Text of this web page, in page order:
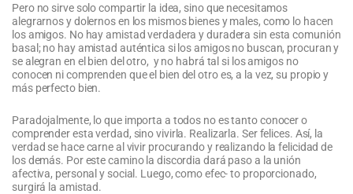
Pero no sirve solo compartir la idea, sino que necesitamos
alegrarnos y dolernos en los mismos bienes y males, como lo hacen
los amigos. No hay amistad verdadera y duradera sin esta comunión
basal; no hay amistad auténtica si los amigos no buscan, procuran y
se alegran en el bien del otro, y no habrá tal si los amigos no
conocen ni comprenden que el bien del otro es, a la vez, su propio y
más perfecto bien.
Paradojalmente, lo que importa a todos no es tanto conocer o
comprender esta verdad, sino vivirla. Realizarla. Ser felices. Así, la
verdad se hace carne al vivir procurando y realizando la felicidad de
los demás. Por este camino la discordia dará paso a la unión
afectiva, personal y social. Luego, como efec- to proporcionado,
surgirá la amistad.